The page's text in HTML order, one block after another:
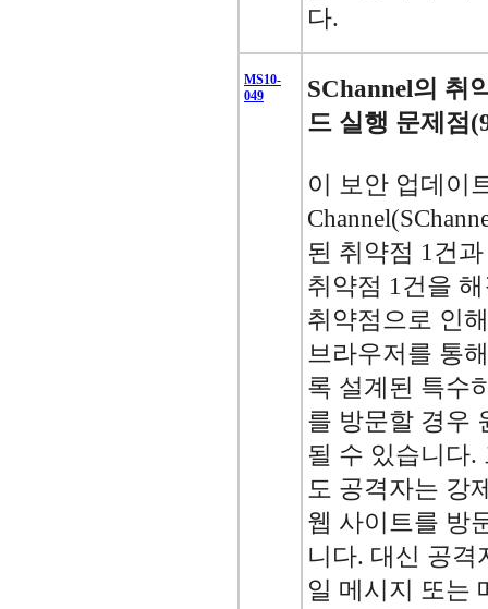
다.
MS10-
049
SChannel의 취
드 실행 문제점
이 보안 업데이
된 취약점 1건
취약점 1건을
취약점으로 인
브라우저를 통
록 설계된 특수
를 방문할 경우
될 수 있습니다.
도 공격자는 강
웹 사이트를 방
니다. 대신 공격
일 메시지 또는